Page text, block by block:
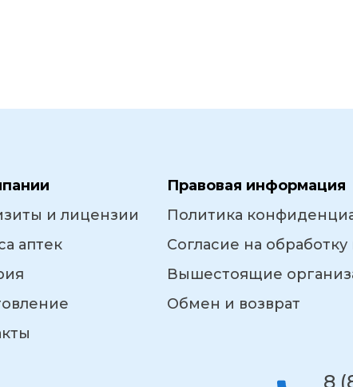
и лицензии
аптек
Правовая информация
Политика
Согласие на
Вышестоящие
Обмен и возврат
8